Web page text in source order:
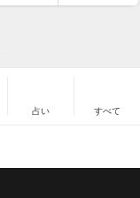
占い すべて